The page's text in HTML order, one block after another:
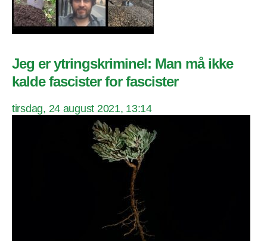
Jeg er ytringskriminel: Man må ikke
kalde fascister for fascister
tirsdag, 24 august 2021, 13:14